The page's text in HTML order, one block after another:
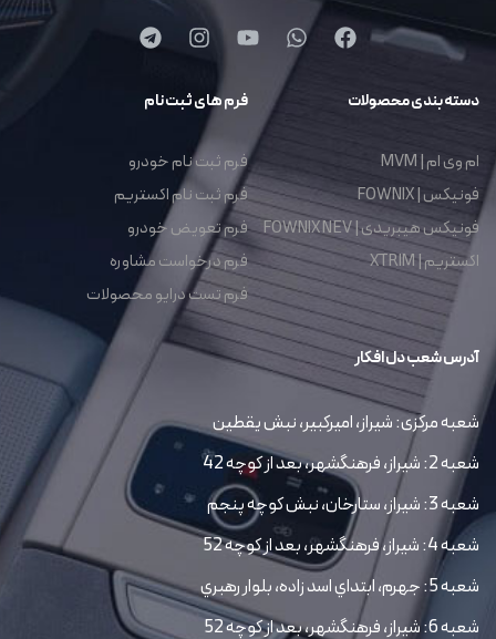
دسته بندی محصولات
ام وی ام | MVM
فونیکس | FOWNIX
فونیکس هیبریدی | FOWNIX NEV
اکستریم | XTRIM
فرم های ثبت نام
فرم ثبت نام خودرو
فرم ثبت نام اکستریم
فرم تعویض خودرو
فرم درخواست مشاوره
فرم تست درایو محصولات
آدرس شعب دل افکار
شعبه مرکزی: شیراز، امیرکبیر، نبش یقطین
شعبه 2: شیراز، فرهنگشهر، بعد از کوچه 42
شعبه 3: شیراز، ستارخان، نبش کوچه پنجم
شعبه 4: شیراز، فرهنگشهر، بعد از کوچه 52
شعبه 5: جهرم، ابتداي اسد زاده، بلوار رهبري
شعبه 6: شیراز، فرهنگشهر، بعد از کوچه 52